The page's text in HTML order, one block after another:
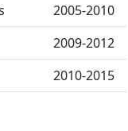
2005-2010
2009-2012
2010-2015